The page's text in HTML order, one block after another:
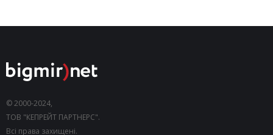
© 2000-2024,
ТОВ "КЕПРЕЙТ ПАРТНЕРС".
Всі права захищені.